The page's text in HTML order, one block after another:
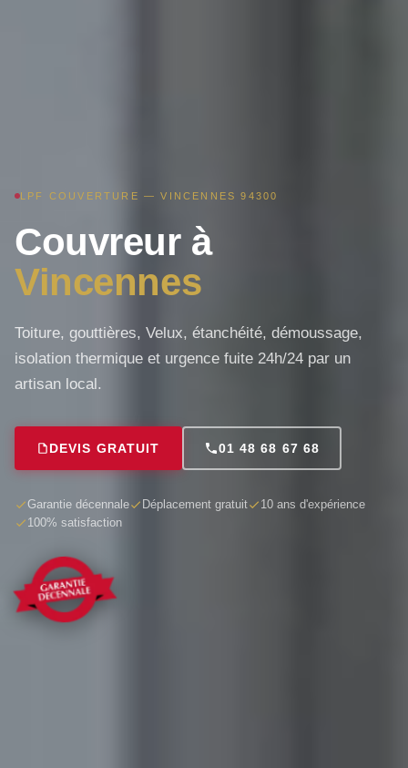
LPF COUVERTURE — VINCENNES 94300
Couvreur à
Vincennes
Toiture, gouttières, Velux, étanchéité, démoussage,
isolation thermique et urgence fuite 24h/24 par un
artisan local.
DEVIS GRATUIT 01 48 68 67 68
Garantie décennale Déplacement gratuit
10 ans d'expérience
100% satisfaction